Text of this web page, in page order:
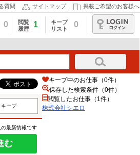
質問 サイトマップ 掲載ご希望のお客様へ
0
閲覧
履歴
1
キープ
リスト
0
ログイン
キープ
最新情報です
む
キープ中のお仕事（0件）
保存した検索条件（0件）
閲覧したお仕事（1件）
株式会社シエロ